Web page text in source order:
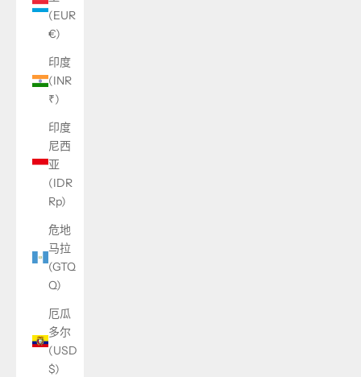
(EUR
€)
印度
(INR
₹)
印度
尼西
亚
(IDR
Rp)
危地
马拉
(GTQ
Q)
厄瓜
多尔
(USD
$)